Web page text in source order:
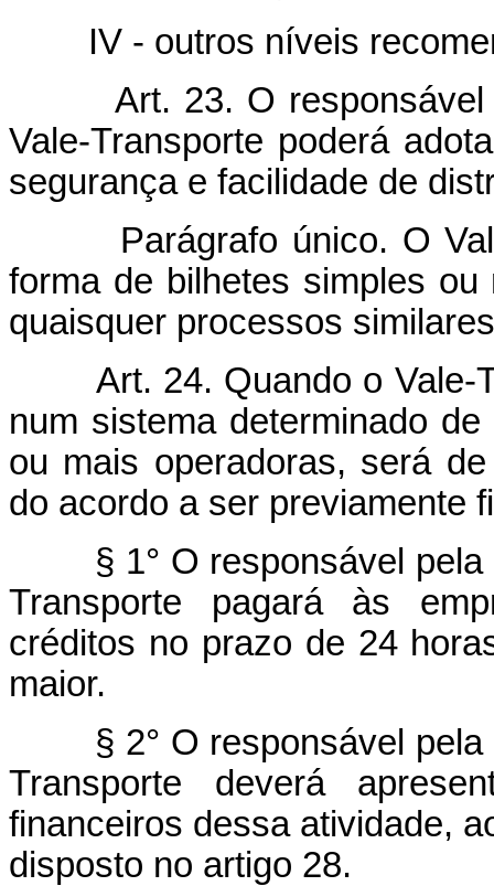
IV - outros níveis
Art. 23. O
Vale-Transporte poderá
segurança e facilidade de
Parágrafo único. O Vale-
forma de bilhetes simples
quaisquer processos
Art. 24. Quando o Vale-
num sistema determinado
ou mais operadoras, será
do acordo a ser previamente
§ 1° O responsável pela
Transporte pagará às
créditos no prazo de 24
maior.
§ 2° O responsável pela
Transporte deverá
financeiros dessa atividade,
disposto no artigo 28.